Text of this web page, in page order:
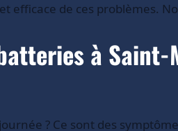
efficace de ces problèmes.
à Saint-
? Ce sont des